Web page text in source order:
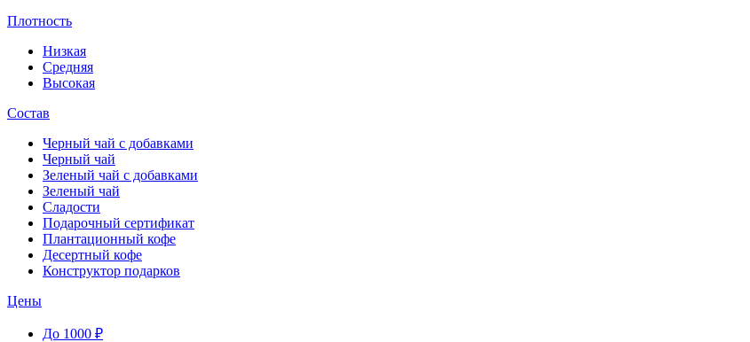
Плотность
Низкая
Средняя
Высокая
Состав
Черный чай с добавками
Черный чай
Зеленый чай с добавками
Зеленый чай
Сладости
Подарочный сертификат
Плантационный кофе
Десертный кофе
Конструктор подарков
Цены
До 1000 ₽